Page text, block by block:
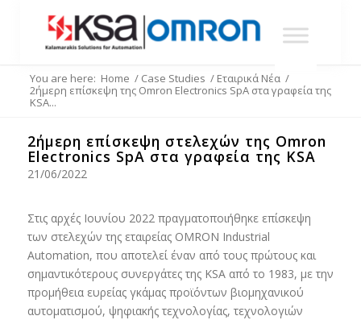
You are here: Home / Case Studies / Εταιρικά Νέα /
2ήμερη επίσκεψη της Omron Electronics SpA στα γραφεία της
KSA...
2ήμερη επίσκεψη στελεχών της Omron
Electronics SpA στα γραφεία της KSA
21/06/2022
Στις αρχές Ιουνίου 2022 πραγματοποιήθηκε επίσκεψη
των στελεχών της εταιρείας OMRON Industrial
Automation, που αποτελεί έναν από τους πρώτους και
σημαντικότερους συνεργάτες της ΚSA από το 1983, με την
προμήθεια ευρείας γκάμας προϊόντων βιομηχανικού
αυτοματισμού, ψηφιακής τεχνολογίας, τεχνολογιών